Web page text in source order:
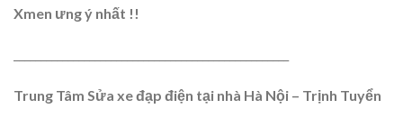
Xmen ưng ý nhất !!
Trung Tâm Sửa xe đạp điện tại nhà Hà Nội – Trịnh Tuyển